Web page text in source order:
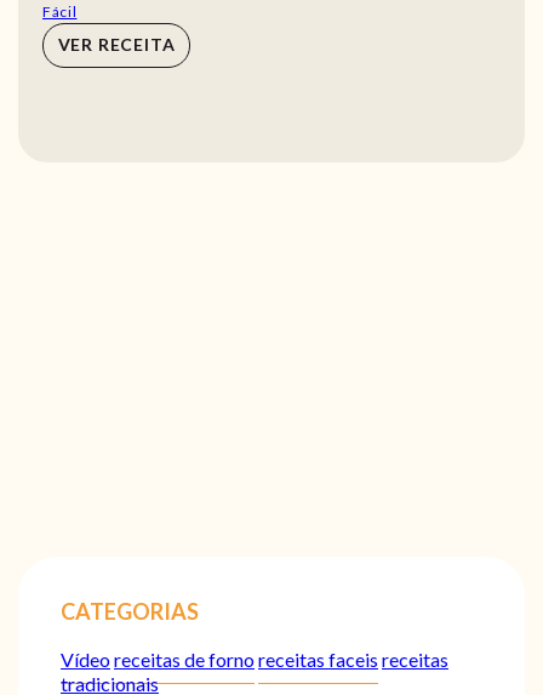
Fácil
VER RECEITA
CATEGORIAS
Vídeoreceitas de fornoreceitas faceis receitas
tradicionais